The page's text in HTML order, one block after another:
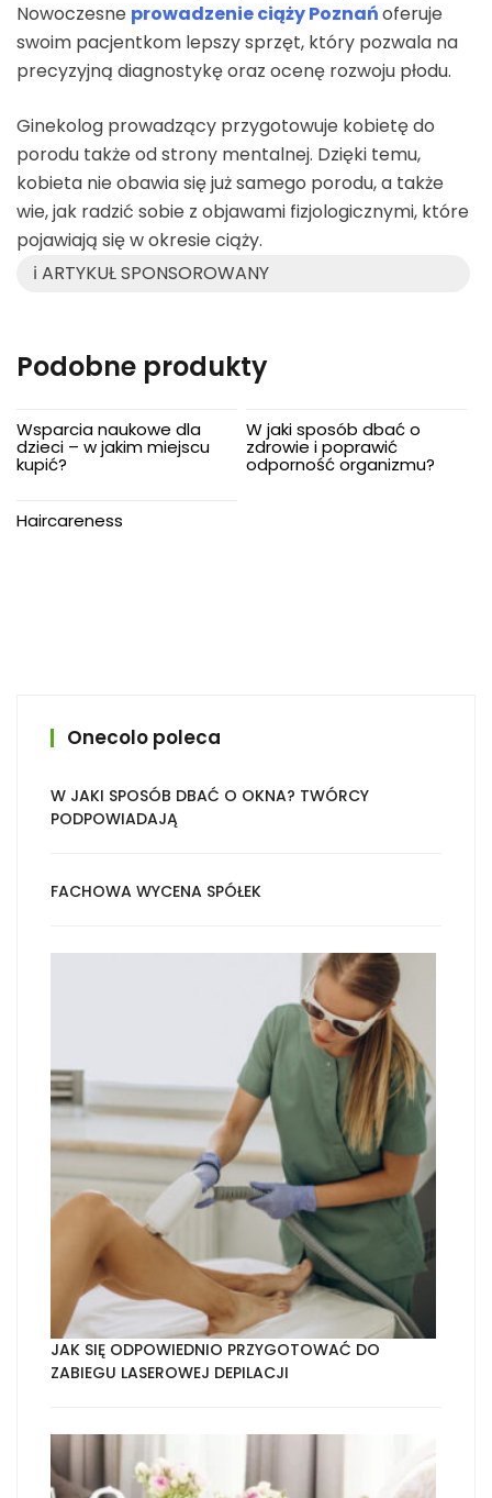
Nowoczesne prowadzenie ciąży Poznańoferuje
swoim pacjentkom lepszy sprzęt, który pozwala na
precyzyjną diagnostykę oraz ocenę rozwoju płodu.
Ginekolog prowadzący przygotowuje kobietę do
porodu także od strony mentalnej. Dzięki temu,
kobieta nie obawia się już samego porodu, a także
wie, jak radzić sobie z objawami fizjologicznymi, które
pojawiają się w okresie ciąży.
ℹ️ ARTYKUŁ SPONSOROWANY
Podobne produkty
Wsparcia naukowe dla
dzieci – w jakim miejscu
kupić?
W jaki sposób dbać o
zdrowie i poprawić
odporność organizmu?
Haircareness
Onecolo poleca
W JAKI SPOSÓB DBAĆ O OKNA? TWÓRCY
PODPOWIADAJĄ
FACHOWA WYCENA SPÓŁEK
JAK SIĘ ODPOWIEDNIO PRZYGOTOWAĆ DO
ZABIEGU LASEROWEJ DEPILACJI